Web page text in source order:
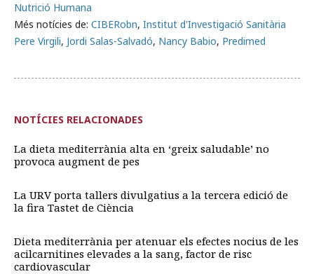
Nutrició Humana
Més notícies de: CIBERobn, Institut d'Investigació Sanitària
Pere Virgili, Jordi Salas-Salvadó, Nancy Babio, Predimed
NOTÍCIES RELACIONADES
La dieta mediterrània alta en ‘greix saludable’ no
provoca augment de pes
La URV porta tallers divulgatius a la tercera edició de
la fira Tastet de Ciència
Dieta mediterrània per atenuar els efectes nocius de les
acilcarnitines elevades a la sang, factor de risc
cardiovascular